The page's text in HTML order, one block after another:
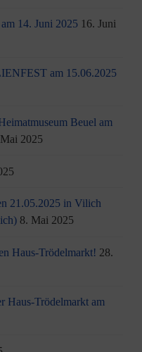
14. Juni 2025 16. Juni
am 15.06.2025
Beuel am
2025
21.05.2025 in Vilich
8. Mai 2025
Haus-Trödelmarkt! 28.
Haus-Trödelmarkt am